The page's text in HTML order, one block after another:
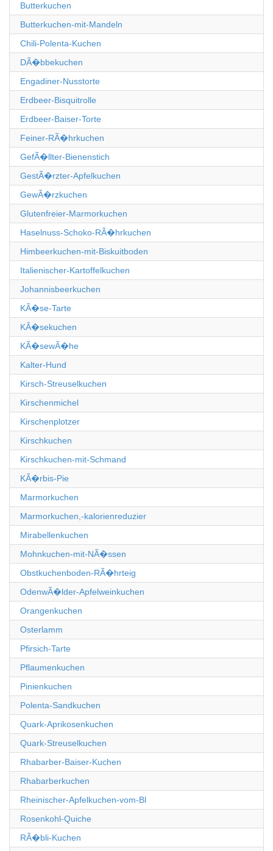
Butterkuchen
Butterkuchen-mit-Mandeln
Chili-Polenta-Kuchen
DÃ�bbekuchen
Engadiner-Nusstorte
Erdbeer-Bisquitrolle
Erdbeer-Baiser-Torte
Feiner-RÃ�hrkuchen
GefÃ�llter-Bienenstich
GestÃ�rzter-Apfelkuchen
GewÃ�rzkuchen
Glutenfreier-Marmorkuchen
Haselnuss-Schoko-RÃ�hrkuchen
Himbeerkuchen-mit-Biskuitboden
Italienischer-Kartoffelkuchen
Johannisbeerkuchen
KÃ�se-Tarte
KÃ�sekuchen
KÃ�sewÃ�he
Kalter-Hund
Kirsch-Streuselkuchen
Kirschenmichel
Kirschenplotzer
Kirschkuchen
Kirschkuchen-mit-Schmand
KÃ�rbis-Pie
Marmorkuchen
Marmorkuchen,-kalorienreduzier
Mirabellenkuchen
Mohnkuchen-mit-NÃ�ssen
Obstkuchenboden-RÃ�hrteig
OdenwÃ�lder-Apfelweinkuchen
Orangenkuchen
Osterlamm
Pfirsich-Tarte
Pflaumenkuchen
Pinienkuchen
Polenta-Sandkuchen
Quark-Aprikosenkuchen
Quark-Streuselkuchen
Rhabarber-Baiser-Kuchen
Rhabarberkuchen
Rheinischer-Apfelkuchen-vom-Bl
Rosenkohl-Quiche
RÃ�bli-Kuchen